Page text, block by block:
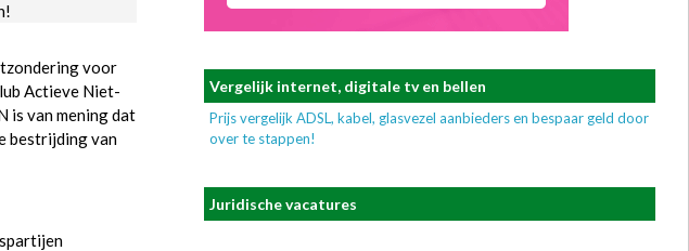
voor
Actieve Niet-
is van mening dat
bestrijding van
Vergelijk internet, digitale tv en bellen
Prijs vergelijk ADSL, kabel, glasvezel aanbieders en bespaar geld door
over te stappen!
Juridische vacatures